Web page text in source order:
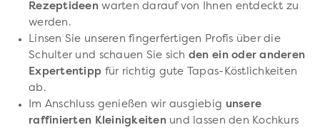
Rezeptideen warten darauf von Ihnen entdeckt zu
werden.
Linsen Sie unseren fingerfertigen Profis über die
Schulter und schauen Sie sich den ein oder anderen
Expertentipp für richtig gute Tapas-Köstlichkeiten
ab.
Im Anschluss genießen wir ausgiebig unsere
raffinierten Kleinigkeitenund lassen den Kochkurs